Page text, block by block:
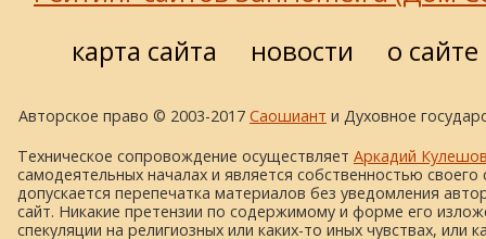
карта сайта новости о сайте
Авторское право © 2003-2017 Саошиант и Духовное
Техническое сопровождение осуществляет Аркадий
самодеятельных началах и является собственностью своего
допускается перепечатка материалов без уведомления
сайт. Никакие претензии по содержимому и форме его
спекуляции на религиозных или каких-то иных чувствах, или